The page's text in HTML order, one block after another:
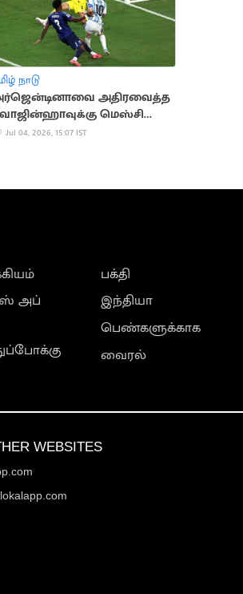
நாடு
அதிரவைத்த
மெஸ்சி
Jul 04, 2026, 15:07 IST
அப்
பக்தி
இந்தியா
பெண்களுக்காக
வைரல்
WEBSITES